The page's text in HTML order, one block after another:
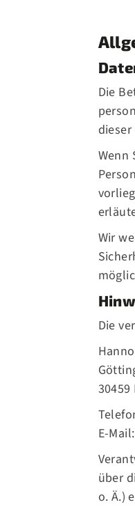
Die
Wenn
Wir
Die
E-Mail:
über
o. Ä.)